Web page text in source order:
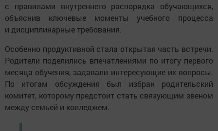
с правилами внутреннего распорядка обучающихся,
объяснив ключевые моменты учебного процесса
и дисциплинарные требования.
Особенно продуктивной стала открытая часть встречи.
Родители поделились впечатлениями по итогу первого
месяца обучения, задавали интересующие их вопросы.
По итогам обсуждения был избран родительский
комитет, которому предстоит стать связующим звеном
между семьей и колледжем.